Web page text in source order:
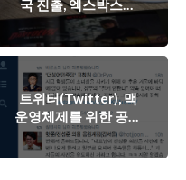
국 진출, 엑스박스원
사용자라면 앱으로 간
편하게!
트위터(Twitter), 맥
운영체제를 위한 공식
트위터 앱 간만에 업
데이트!